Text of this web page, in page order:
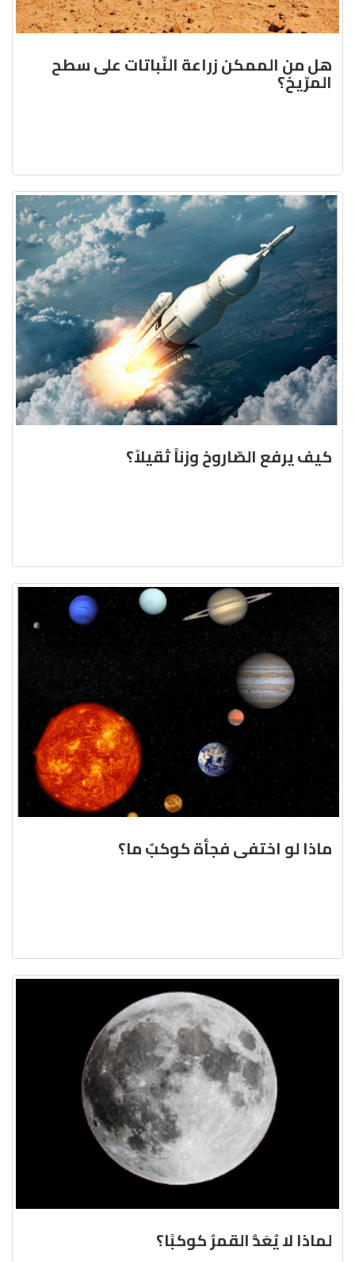
هل من الممكن زراعة النّباتات على سطح
المرّيخ؟
كيف يرفع الصّاروخ وزناً ثقيلاً؟
ماذا لو اختفى فجأة كوكبٌ ما؟
لماذا لا يُعَدُّ القمرُ كوكبًا؟